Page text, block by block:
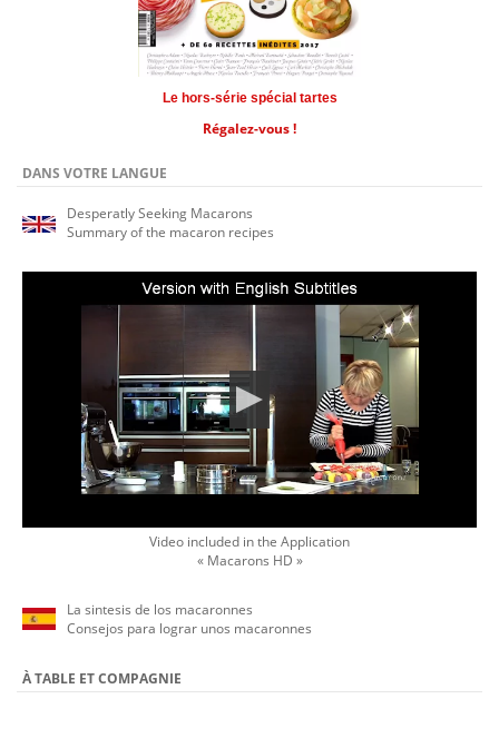
Le hors-série spécial tartes
Régalez-vous !
DANS VOTRE LANGUE
Desperatly Seeking Macarons
Summary of the macaron recipes
Video included in the Application
« Macarons HD »
La sintesis de los macaronnes
Consejos para lograr unos macaronnes
À TABLE ET COMPAGNIE